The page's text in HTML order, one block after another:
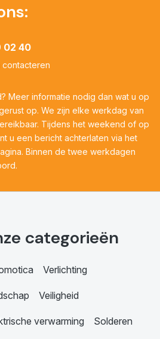
02 40
Meer informatie nodig dan wat u op
op. We zijn elke werkdag van
Tijdens het weekend of op
u een bericht achterlaten via het
Binnen de twee werkdagen
categorieën
Verlichting
Veiligheid
verwarming Solderen